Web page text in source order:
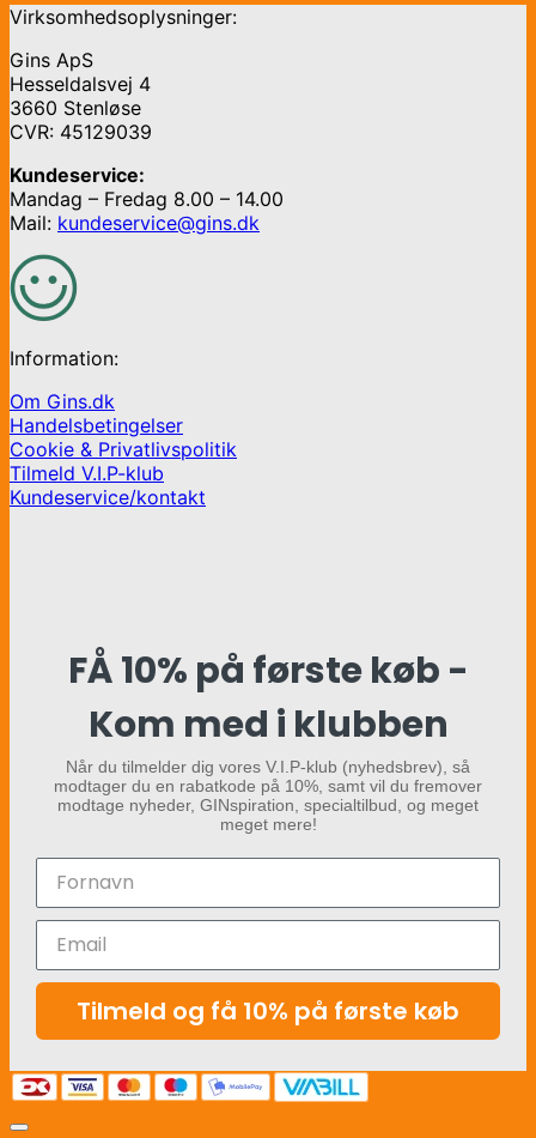
Virksomhedsoplysninger:
Gins ApS
Hesseldalsvej 4
3660 Stenløse
CVR: 45129039
Kundeservice:
Mandag – Fredag 8.00 – 14.00
Mail: kundeservice@gins.dk
Information:
Om Gins.dk
Handelsbetingelser
Cookie & Privatlivspolitik
Tilmeld V.I.P-klub
Kundeservice/kontakt
FÅ 10% på første køb -
Kom med i klubben
Når du tilmelder dig vores V.I.P-klub (nyhedsbrev), så
modtager du en rabatkode på 10%, samt vil du fremover
modtage nyheder, GINspiration, specialtilbud, og meget
meget mere!
Tilmeld og få 10% på første køb